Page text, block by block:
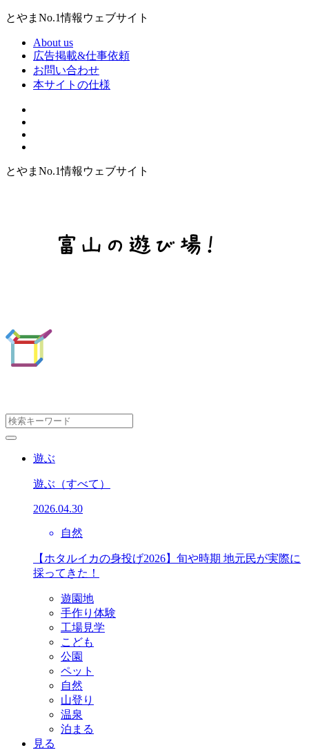
とやまNo.1情報ウェブサイト
About us
広告掲載&仕事依頼
お問い合わせ
本サイトの仕様
とやまNo.1情報ウェブサイト
遊ぶ
遊ぶ （すべて）
2026.04.30
自然
【ホタルイカの身投げ2026】旬や時期 地元民が実際に
採ってきた！
遊園地
手作り体験
工場見学
こども
公園
ペット
自然
山登り
温泉
泊まる
見る